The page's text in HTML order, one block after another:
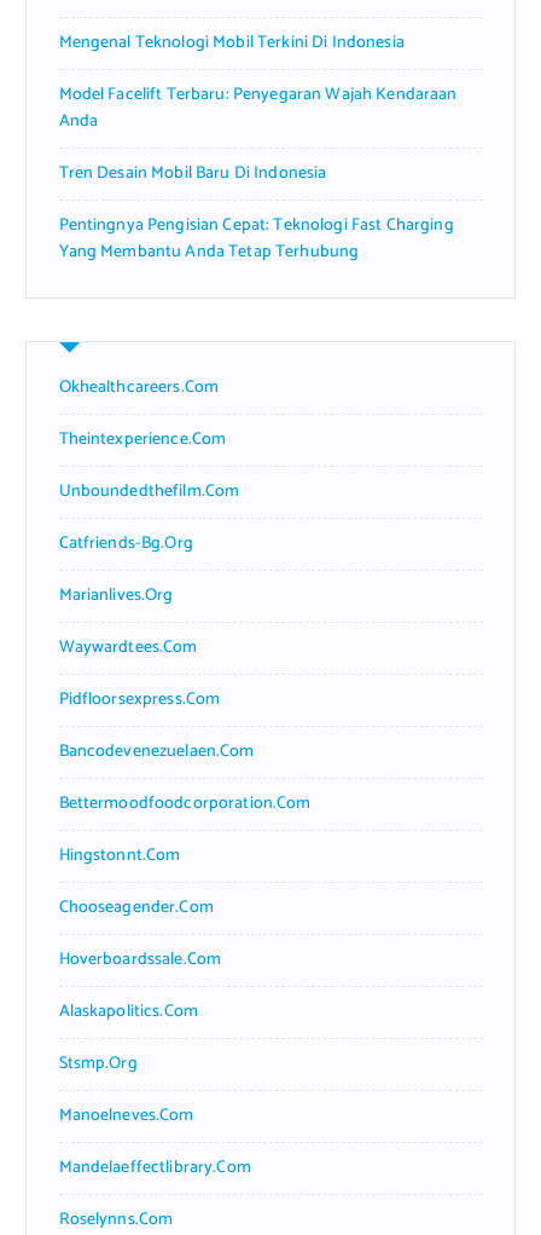
Mengenal Teknologi Mobil Terkini Di Indonesia
Model Facelift Terbaru: Penyegaran Wajah Kendaraan
Anda
Tren Desain Mobil Baru Di Indonesia
Pentingnya Pengisian Cepat: Teknologi Fast Charging
Yang Membantu Anda Tetap Terhubung
Okhealthcareers.com
Theintexperience.com
Unboundedthefilm.com
Catfriends-Bg.org
Marianlives.org
Waywardtees.com
Pidfloorsexpress.com
Bancodevenezuelaen.com
Bettermoodfoodcorporation.com
Hingstonnt.com
Chooseagender.com
Hoverboardssale.com
Alaskapolitics.com
Stsmp.org
Manoelneves.com
Mandelaeffectlibrary.com
Roselynns.com